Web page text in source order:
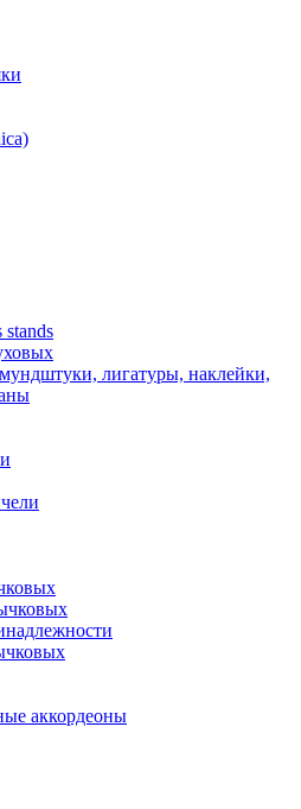
stands
лигатуры, наклейки,
аккордеоны